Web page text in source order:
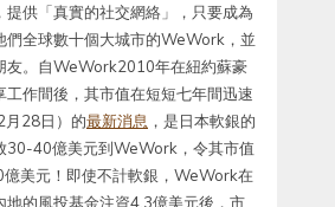
提供「真實的社交網絡」，只要成為
們全球數十個大城市的WeWork，並
友。自WeWork2010年在紐約蘇豪
工作間後，其市值在短短七年間迅速
月28日）的最新消息 ，是日本軟銀的
30-40億美元到WeWork，令其市值
美元！即使不計軟銀，WeWork在
地的風投基金注資4.3億美元後，市